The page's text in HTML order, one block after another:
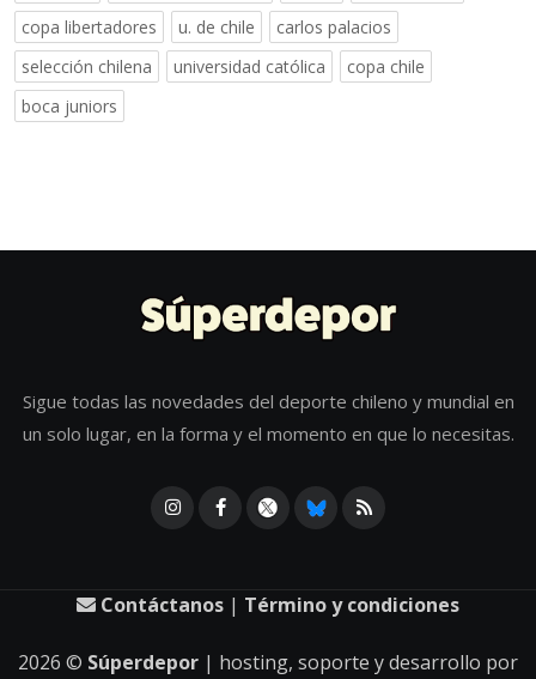
copa libertadores
u. de chile
carlos palacios
selección chilena
universidad católica
copa chile
boca juniors
Sigue todas las novedades del deporte chileno y mundial en
un solo lugar, en la forma y el momento en que lo necesitas.
Contáctanos | Término y condiciones
2026 © Súperdepor | hosting, soporte y desarrollo por